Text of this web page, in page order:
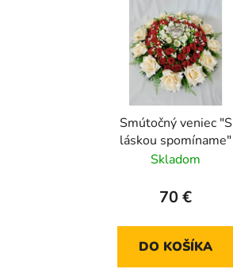
Smútočný veniec "S
láskou spomíname"
Skladom
70 €
DO KOŠÍKA